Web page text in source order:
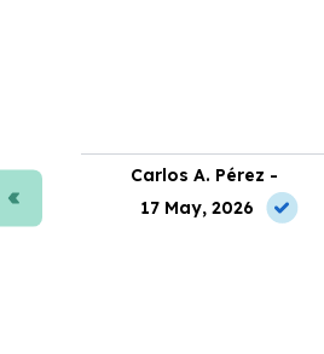
Carlos A. Pérez -
17 May, 2026